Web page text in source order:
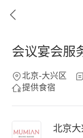
会议宴会服
北京-大兴区
提供食宿
北京